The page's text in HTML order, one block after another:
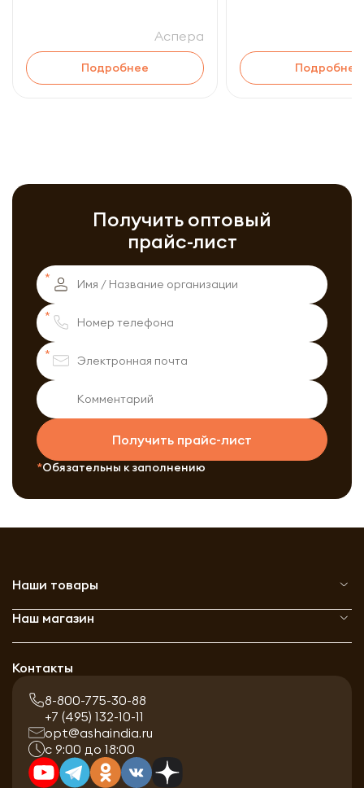
Аспера
Подробнее Подробнее
Получить оптовый
прайс-лист
Получить прайс-лист
Обязательны к заполнению
Наши товары
Наш магазин
Контакты
8-800-775-30-88
+7 (495) 132-10-11
opt@ashaindia.ru
с 9:00 до 18:00